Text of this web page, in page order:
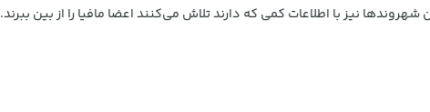
نیز با اطلاعات کمی که دارند تلاش می‌کنند اعضا مافیا را از بین ببرند.